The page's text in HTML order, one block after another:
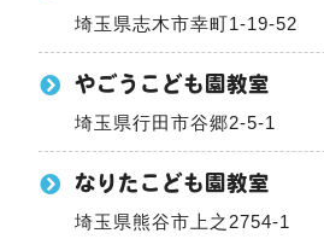
埼玉県志木市幸町1-19-52
やごうこども園教室
埼玉県行田市谷郷2-5-1
なりたこども園教室
埼玉県熊谷市上之2754-1